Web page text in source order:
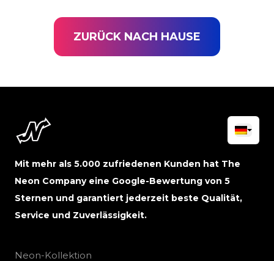
ZURÜCK NACH HAUSE
Mit mehr als 5.000 zufriedenen Kunden hat The
Neon Company eine Google-Bewertung von 5
Sternen und garantiert jederzeit beste Qualität,
Service und Zuverlässigkeit.
Neon-Kollektion